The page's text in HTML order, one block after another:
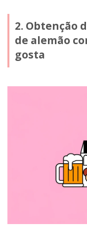
2. Obtenção
de alemão
gosta